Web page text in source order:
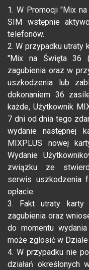
1. W Promocji "Mix
SIM wstępnie
telefonów.
2. W przypadku utraty
"Mix na Święta 36
zagubienia oraz w
uszkodzenia lub
dokonaniem 36
każde, Użytkownik
7 dni od dnia tego
wydanie następnej
MIXPLUS nowej
Wydanie
związku ze
serwis uszkodzenia
opłacie.
3. Fakt utraty
zagubienia oraz
do momentu
może zgłosić w
4. W przypadku nie
działań określonych